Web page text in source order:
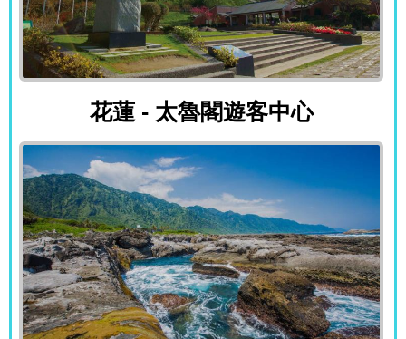
花蓮 - 太魯閣遊客中心
花蓮 - 太魯閣遊客中心